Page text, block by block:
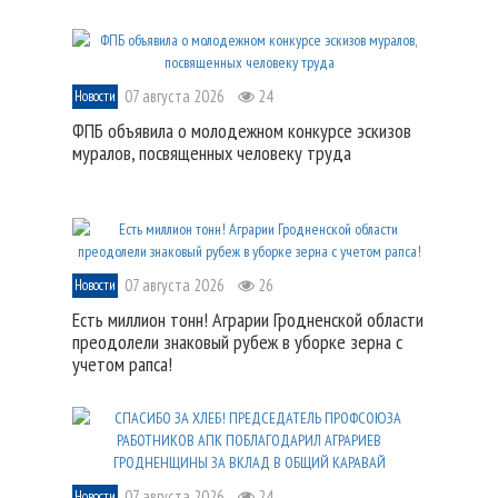
Новости 07 августа 2026 24
ФПБ объявила о молодежном конкурсе эскизов
муралов, посвященных человеку труда
Новости 07 августа 2026 26
Есть миллион тонн! Аграрии Гродненской области
преодолели знаковый рубеж в уборке зерна с
учетом рапса!